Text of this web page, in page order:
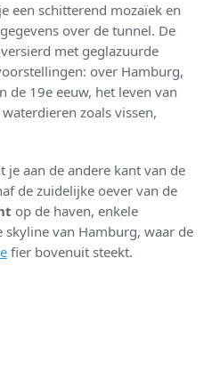
een schitterend mozaïek en
over de tunnel. De
met geglazuurde
over Hamburg,
de 19e eeuw, het leven van
zoals vissen,
je aan de andere kant van de
de zuidelijke oever van de
op de haven, enkele
skyline van Hamburg, waar de
fier bovenuit steekt.